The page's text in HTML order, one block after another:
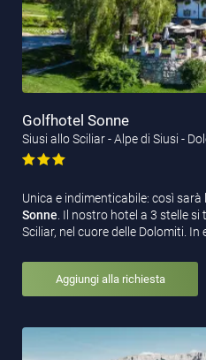
Golfhotel Sonne
Siusi allo Sciliar - Alpe di Siusi -
Unica e indimenticabile: così sarà
Sonne . Il nostro hotel a 3 stelle
Sciliar, nel cuore delle Dolomiti. In
Aggiungi alla richiesta